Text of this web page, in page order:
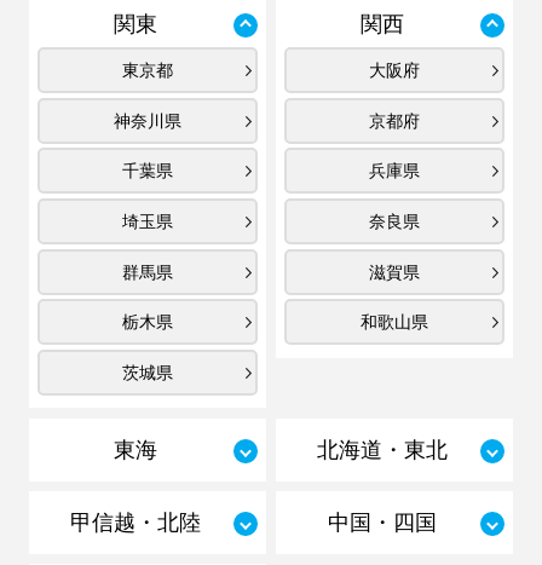
関東
東京都
神奈川県
千葉県
埼玉県
群馬県
栃木県
茨城県
関西
大阪府
京都府
兵庫県
奈良県
滋賀県
和歌山県
東海 北海道・東北
甲信越・北陸 中国・四国